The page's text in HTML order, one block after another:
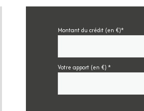
Montant du crédit (en €)*
Votre apport (en €) *